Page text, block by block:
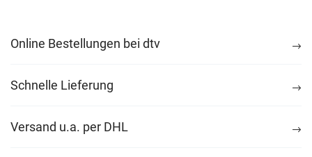
Online Bestellungen bei dtv
Schnelle Lieferung
Versand u.a. per DHL